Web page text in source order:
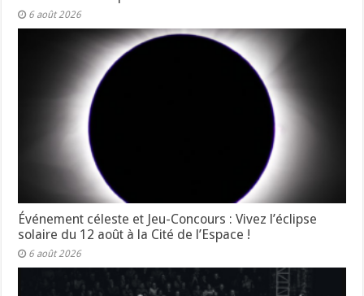
6 août 2026
Événement céleste et Jeu-Concours : Vivez l’éclipse
solaire du 12 août à la Cité de l’Espace !
6 août 2026